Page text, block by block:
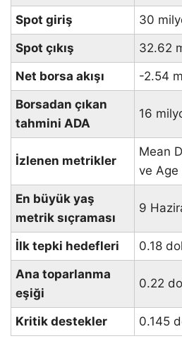
Spot giriş
30
Spot çıkış
32.62
Net borsa akışı
-2.54
Borsadan çıkan
tahmini ADA
16
İzlenen metrikler
Mean
ve Age
En büyük yaş
metrik sıçraması
9
İlk tepki hedefleri
0.18
Ana toparlanma
eşiği
0.22
Kritik destekler 0.145